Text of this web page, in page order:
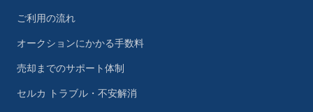
ご利用の流れ
オークションにかかる手数料
売却までのサポート体制
セルカ トラブル・不安解消